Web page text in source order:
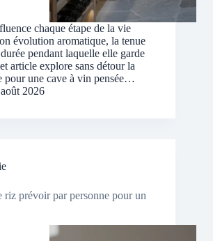
chaque étape de la vie
évolution aromatique, la tenue
pendant laquelle elle garde
article explore sans détour la
pour une cave à vin pensée…
2026
riz prévoir par personne pour un